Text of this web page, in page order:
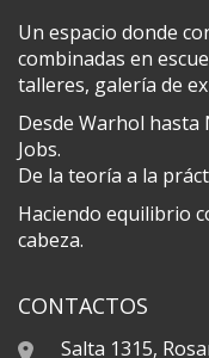
Un espacio donde
combinadas en
talleres, galería de
Desde Warhol hasta
Jobs.
De la teoría a la
Haciendo equilibrio
cabeza.
CONTACTOS
Salta 1315,